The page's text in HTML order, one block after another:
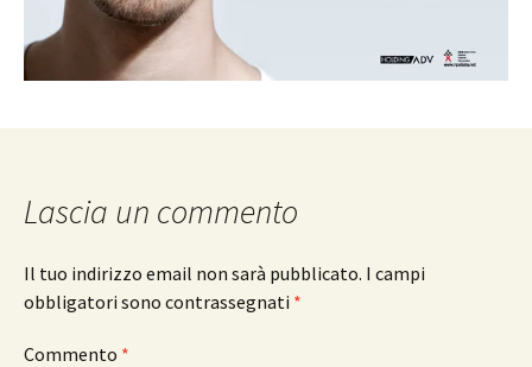
Lascia un commento
Il tuo indirizzo email non sarà pubblicato. I campi
obbligatori sono contrassegnati *
Commento *